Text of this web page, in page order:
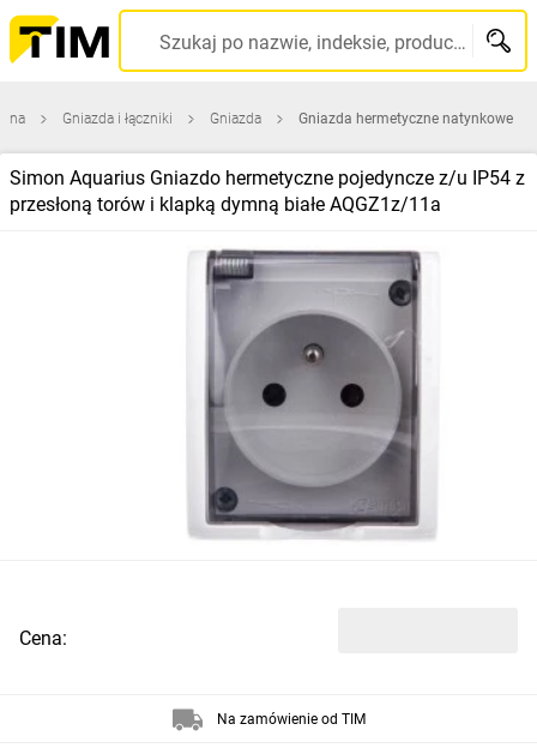
Szukaj po nazwie, indeksie, producencie, kodzie kreskowym...
Gniazda i łączniki Gniazda Gniazda hermetyczne natynkowe
Simon Aquarius Gniazdo hermetyczne pojedyncze z/u IP54 z
przesłoną torów i klapką dymną białe AQGZ1z/11a
Cena:
Na zamówienie od TIM